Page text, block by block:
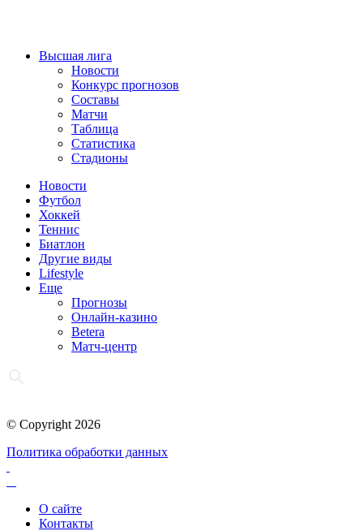
Высшая лига
Новости
Конкурс прогнозов
Составы
Матчи
Таблица
Статистика
Стадионы
Новости
Футбол
Хоккей
Теннис
Биатлон
Другие виды
Lifestyle
Еще
Прогнозы
Онлайн-казино
Betera
Матч-центр
© Copyright 2026
Политика обработки данных
О сайте
Контакты